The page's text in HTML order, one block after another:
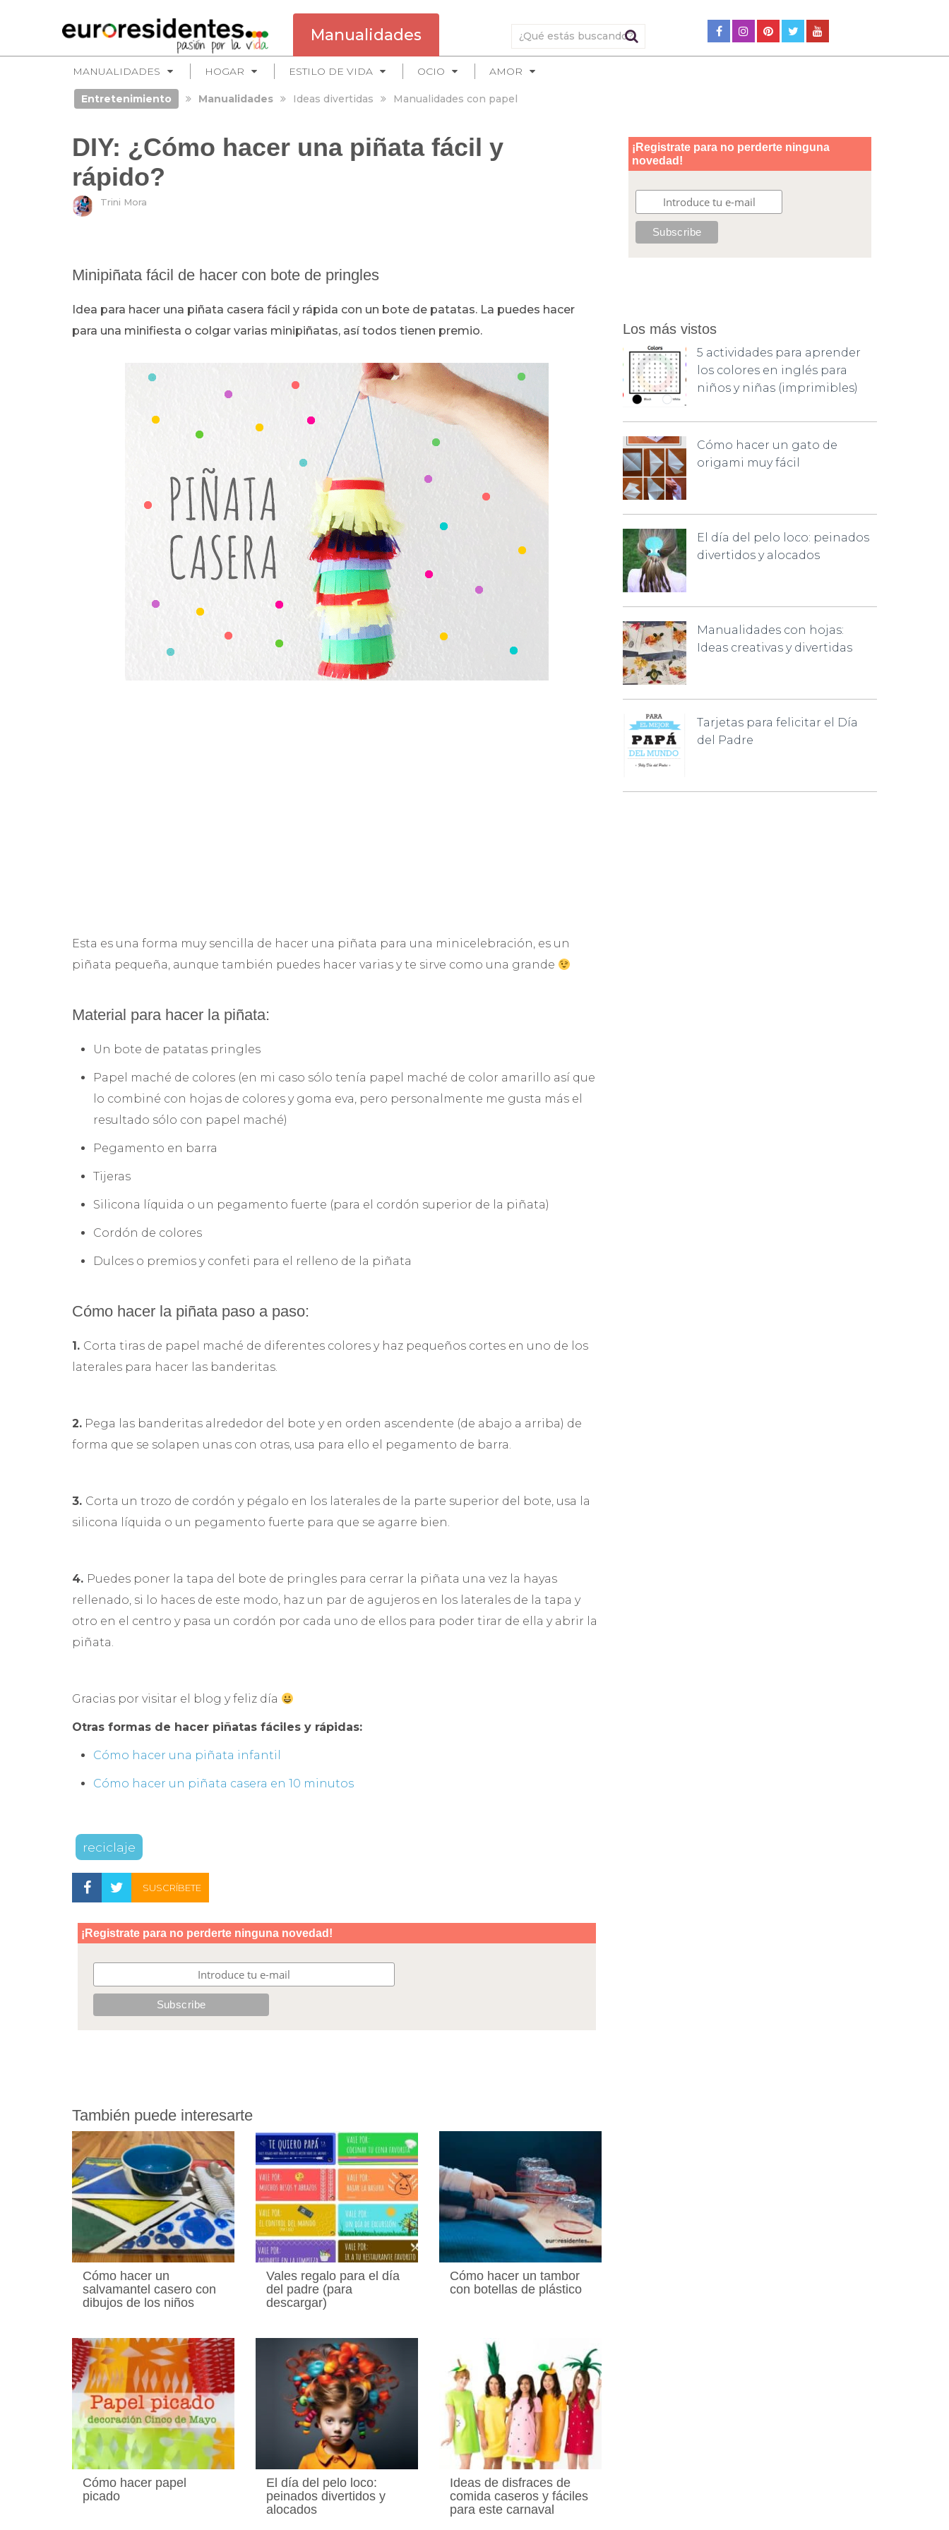
Manualidades
MANUALIDADES HOGAR ESTILO DE VIDA OCIO AMOR
Entretenimiento Manualidades Ideas divertidas Manualidades con papel
DIY: ¿Cómo hacer una piñata fácil y
rápido?
Trini Mora
Minipiñata fácil de hacer con bote de pringles
Idea para hacer una piñata casera fácil y rápida con un bote de patatas. La puedes hacer
para una minifiesta o colgar varias minipiñatas, así todos tienen premio.
Esta es una forma muy sencilla de hacer una piñata para una minicelebración, es un
piñata pequeña, aunque también puedes hacer varias y te sirve como una grande
Material para hacer la piñata:
Un bote de patatas pringles
Papel maché de colores (en mi caso sólo tenía papel maché de color amarillo así que
lo combiné con hojas de colores y goma eva, pero personalmente me gusta más el
resultado sólo con papel maché)
Pegamento en barra
Tijeras
Silicona líquida o un pegamento fuerte (para el cordón superior de la piñata)
Cordón de colores
Dulces o premios y confeti para el relleno de la piñata
Cómo hacer la piñata paso a paso:
1. Corta tiras de papel maché de diferentes colores y haz pequeños cortes en uno de los
laterales para hacer las banderitas.
2. Pega las banderitas alrededor del bote y en orden ascendente (de abajo a arriba) de
forma que se solapen unas con otras, usa para ello el pegamento de barra.
3. Corta un trozo de cordón y pégalo en los laterales de la parte superior del bote, usa la
silicona líquida o un pegamento fuerte para que se agarre bien.
4. Puedes poner la tapa del bote de pringles para cerrar la piñata una vez la hayas
rellenado, si lo haces de este modo, haz un par de agujeros en los laterales de la tapa y
otro en el centro y pasa un cordón por cada uno de ellos para poder tirar de ella y abrir la
piñata.
Gracias por visitar el blog y feliz día
Otras formas de hacer piñatas fáciles y rápidas:
Cómo hacer una piñata infantil
Cómo hacer un piñata casera en 10 minutos
reciclaje
SUSCRÍBETE
También puede interesarte
Cómo hacer un
salvamantel casero con
dibujos de los niños
Vales regalo para el día
del padre (para
descargar)
Cómo hacer un tambor
con botellas de plástico
Cómo hacer papel
picado
El día del pelo loco:
peinados divertidos y
alocados
Ideas de disfraces de
comida caseros y fáciles
para este carnaval
Los más vistos
5 actividades para aprender
los colores en inglés para
niños y niñas (imprimibles)
Cómo hacer un gato de
origami muy fácil
El día del pelo loco: peinados
divertidos y alocados
Manualidades con hojas:
Ideas creativas y divertidas
Tarjetas para felicitar el Día
del Padre